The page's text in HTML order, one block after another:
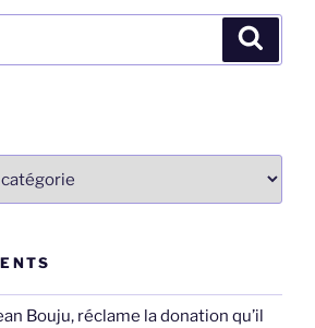
Bouju, réclame la donation qu’il